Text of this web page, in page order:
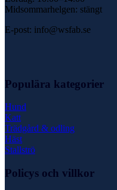
Midsommarhelgen: stängt
E-post: info@wsfab.se
Populära kategorier
Hund
Katt
Trädgård & odling
Häst
Stallströ
Policys och villkor